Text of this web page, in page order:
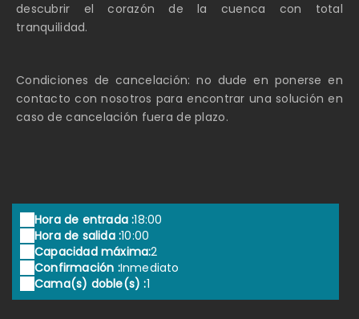
descubrir el corazón de la cuenca con total
tranquilidad.
Condiciones de cancelación: no dude en ponerse en
contacto con nosotros para encontrar una solución en
caso de cancelación fuera de plazo.
Hora de entrada :18:00
Hora de salida :10:00
Capacidad máxima:2
Confirmación :Inmediato
Cama(s) doble(s) :1